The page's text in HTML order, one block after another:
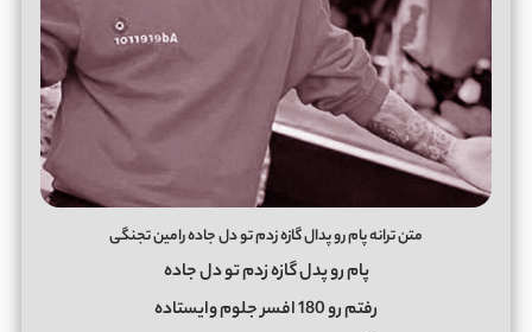
متن ترانه پام رو پدال گازه زدم تو دل جاده رامین تجنگی
پام رو پدل گازه زدم تو دل جاده
رفتم رو 180 افسر جلوم وایستاده